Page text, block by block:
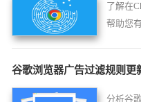
了解在
帮助您
谷歌浏览器广告过滤规则更
分析谷